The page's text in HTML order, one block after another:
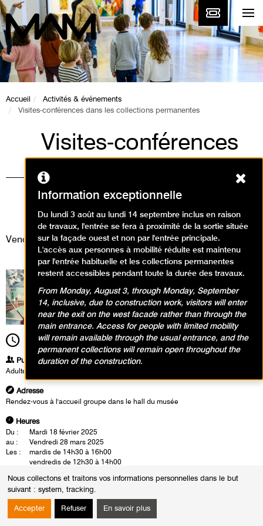
Nous collectons et traitons vos informations personnelles dans le but
suivant : system, tracking.
Accepter Refuser En savoir plus
Accueil
Activités & événements
Visites-conférences dans les collections permanentes
Visites-conférences
dans les collections
permanentes
Visites
Vendredi 28 mars 2025
12h30 Durée1h30
Publics
Adultes
Adresse
Rendez-vous à l'accueil groupe dans le hall du musée
Heures
Du :
Mardi 18 février 2025
au :
Vendredi 28 mars 2025
Les :
mardis de 14h30 à 16h00
vendredis de 12h30 à 14h00
Les visites-conférences se déroulent en présence d'un conférencier du
musée. Cette rencontre est également l'occasion d'un échange autour
Information exceptionnelle
Du lundi 3 août au lundi 14 septembre inclus en raison
de travaux, l'entrée se fera à proximité de la sortie située
sur la façade ouest et non par l'entrée principale.
L'accès aux personnes à mobilité réduite est maintenu
par l'entrée habituelle et les collections permanentes
restent accessibles pendant toute la durée des travaux.
From Monday, August 3, through Monday, September
14, inclusive, due to construction work, visitors will enter
near the exit on the west facade rather than through the
main entrance. Access for people with limited mobility
will remain available through the usual entrance, and the
permanent collections will remain open throughout the
duration of the construction.